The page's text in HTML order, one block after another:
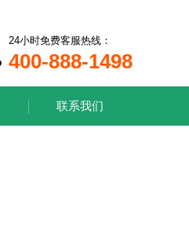
24小时免费客服热线：
400-888-1498
联系我们